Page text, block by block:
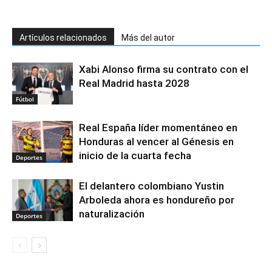
Artículos relacionados Más del autor
Fútbol
Xabi Alonso firma su contrato con el
Real Madrid hasta 2028
Deportes
Real España líder momentáneo en
Honduras al vencer al Génesis en
inicio de la cuarta fecha
Deportes
El delantero colombiano Yustin
Arboleda ahora es hondureño por
naturalización